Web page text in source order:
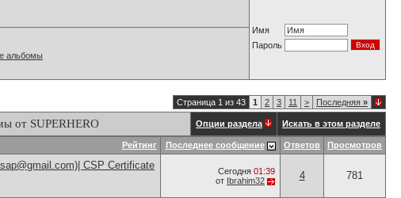
Имя
Пароль
альбомы
Страница 1 из 43 1 2 3 11 > Последняя »
от SUPERHERO Опции раздела Искать в этом разделе
Рейтинг Последнее сообщение Ответов Просмотров
CSP Certificate
Сегодня 01:39
от Ibrahim32 4 781